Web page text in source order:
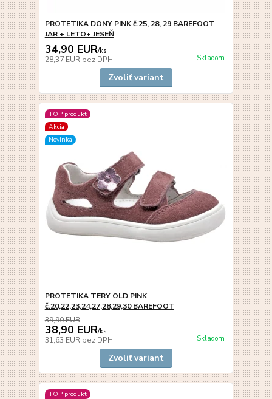
PROTETIKA DONY PINK č.25, 28, 29 BAREFOOT
JAR + LETO+ JESEŇ
34,90 EUR/ks
28,37 EUR bez DPH Skladom
Zvoliť variant
TOP produkt
Akcia
Novinka
PROTETIKA TERY OLD PINK
č.20,22,23,24,27,28,29,30 BAREFOOT
39,90 EUR
38,90 EUR/ks
31,63 EUR bez DPH Skladom
Zvoliť variant
TOP produkt